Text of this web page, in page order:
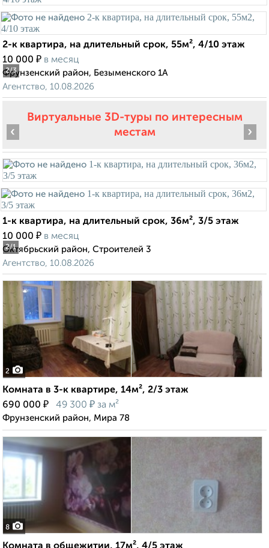
2/3
2-к квартира, на длительный срок, 55м², 4/10 этаж
10 000 ₽ в месяц
Фрунзенский район, Безыменского 1А
Агентство, 10.08.2026
Виртуальные 3D-туры по интересным
местам
2/1
‹ ›
1-к квартира, на длительный срок, 36м², 3/5 этаж
10 000 ₽ в месяц
Октябрьский район, Строителей 3
Агентство, 10.08.2026
2
Комната в 3-к квартире, 14м², 2/3 этаж
690 000 ₽ 49 300 ₽ за м²
Фрунзенский район, Мира 78
8